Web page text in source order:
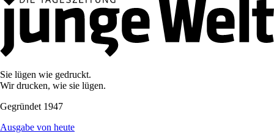
Sie lügen wie gedruckt.
Wir drucken, wie sie lügen.
Gegründet 1947
Ausgabe von heute